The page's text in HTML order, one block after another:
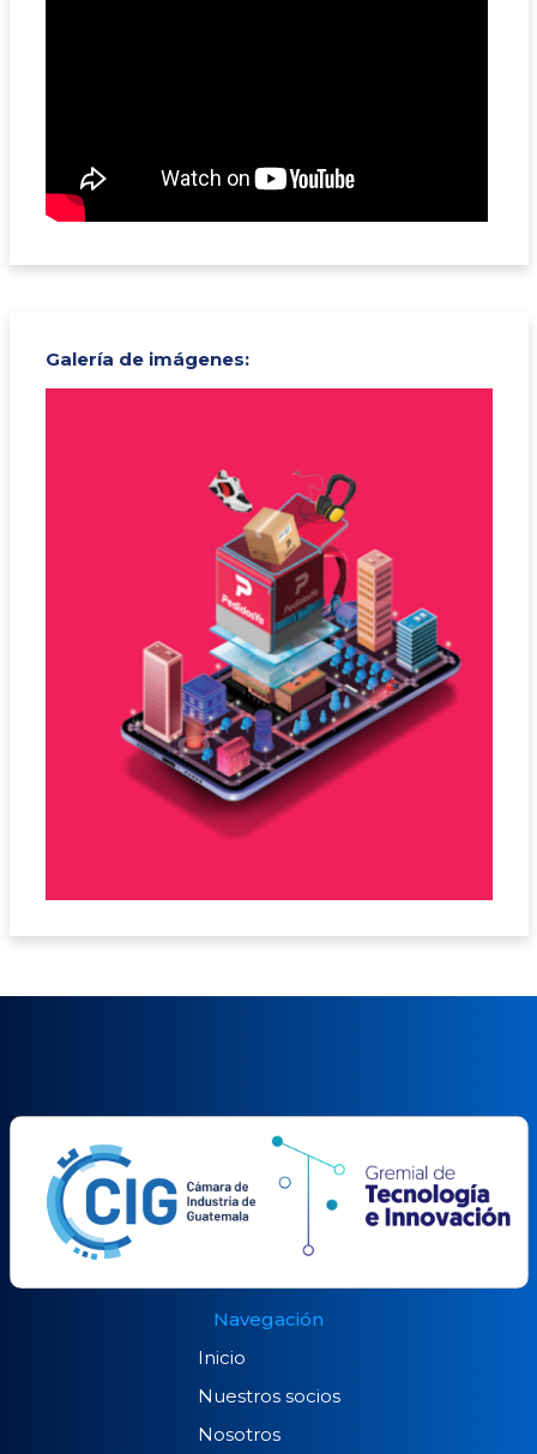
Galería de imágenes:
Navegación
Inicio
Nuestros socios
Nosotros